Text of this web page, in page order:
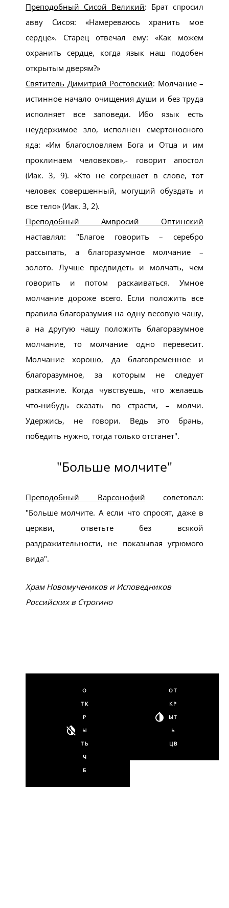
Преподобный Сисой Великий: Брат спросил
авву Сисоя: «Намереваюсь хранить мое
сердце». Старец отвечал ему: «Как можем
охранить сердце, когда язык наш подобен
открытым дверям?»
Святитель Димитрий Ростовский: Молчание –
истинное начало очищения души и без труда
исполняет все заповеди. Ибо язык есть
неудержимое зло, исполнен смертоносного
яда: «Им благословляем Бога и Отца и им
проклинаем человеков»,- говорит апостол
(Иак. 3, 9). «Кто не согрешает в слове, тот
человек совершенный, могущий обуздать и
все тело» (Иак. 3, 2).
Преподобный Амвросий Оптинский
наставлял:
Благое говорить – серебро
рассыпать, а благоразумное молчание –
золото. Лучше предвидеть и молчать, чем
говорить и потом раскаиваться. Умное
молчание дороже всего. Если положить все
правила благоразумия на одну весовую чашу,
а на другую чашу положить благоразумное
молчание, то молчание одно перевесит.
Молчание хорошо, да благовременное и
благоразумное, за которым не следует
раскаяние. Когда чувствуешь, что желаешь
что-нибудь сказать по страсти, – молчи.
Удержись, не говори. Ведь это брань,
победить нужно, тогда только отстанет .
Больше молчите
Преподобный Варсонофий советовал:
Больше молчите. А если что спросят, даже в
церкви, ответьте без всякой
раздражительности, не показывая угрюмого
вида .
Храм Новомучеников и Исповедников
Российских в Строгино
О
ТК
Р
Ы
ТЬ
Ч
Б
ОТ
КР
ЫТ
Ь
ЦВ